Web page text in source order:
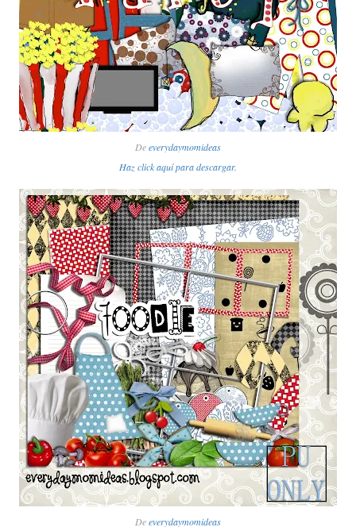
Deeverydaymomideas
Haz click aquí para descargar.
Deeverydaymomideas